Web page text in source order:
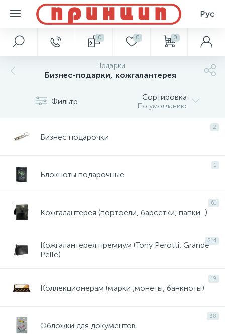
Рус
0 0 0
Подарки
Бизнес-подарки, кожгалантерея
Фильтр Сортировка
По умолчанию
2
Бизнес подарочки
1
Блокноты подарочные
61
Кожгалантерея (портфели, барсетки, папки...)
214
Кожгалантерея премиум (Tony Perotti, Grande
Pelle)
19
Коллекционерам (марки ,монеты, банкноты)
38
Обложки для документов